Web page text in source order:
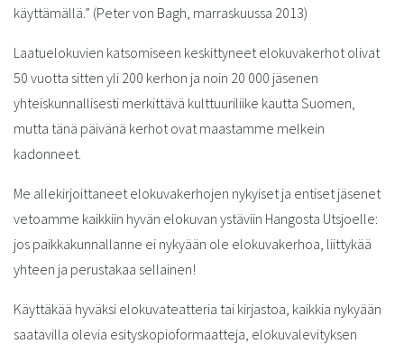
käyttämällä.” (Peter von Bagh, marraskuussa 2013)
Laatuelokuvien katsomiseen keskittyneet elokuvakerhot olivat
50 vuotta sitten yli 200 kerhon ja noin 20 000 jäsenen
yhteiskunnallisesti merkittävä kulttuuriliike kautta Suomen,
mutta tänä päivänä kerhot ovat maastamme melkein
kadonneet.
Me allekirjoittaneet elokuvakerhojen nykyiset ja entiset jäsenet
vetoamme kaikkiin hyvän elokuvan ystäviin Hangosta Utsjoelle:
jos paikkakunnallanne ei nykyään ole elokuvakerhoa, liittykää
yhteen ja perustakaa sellainen!
Käyttäkää hyväksi elokuvateatteria tai kirjastoa, kaikkia nykyään
saatavilla olevia esityskopioformaatteja, elokuvalevityksen